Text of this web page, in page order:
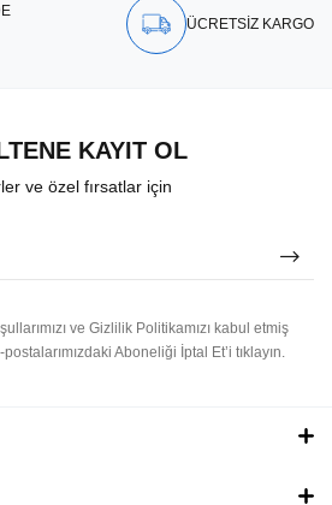
ÜCRETSİZ KARGO
KAYIT OL
ve özel fırsatlar için
ve Gizlilik Politikamızı kabul etmiş
Aboneliği İptal Et’i tıklayın.